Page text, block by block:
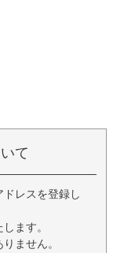
て
レスを登録し
ます。
ません。